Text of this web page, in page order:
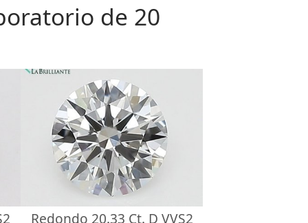
de 20
Redondo 20.33 Ct. D VVS2